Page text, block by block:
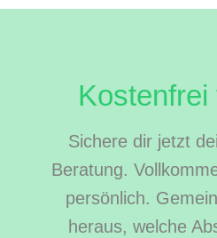
Kostenfrei
Sichere dir jetzt
Beratung.
persönlich.
heraus, welche